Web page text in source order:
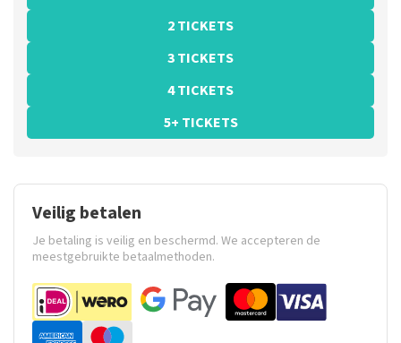
2 TICKETS
3 TICKETS
4 TICKETS
5+ TICKETS
Veilig betalen
Je betaling is veilig en beschermd. We accepteren de
meestgebruikte betaalmethoden.